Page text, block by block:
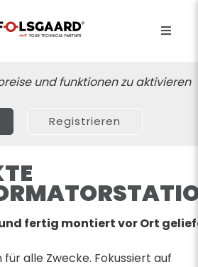
und funktionen zu aktivieren
Registrieren
fertig montiert vor Ort
alle Zwecke. Fokussiert auf